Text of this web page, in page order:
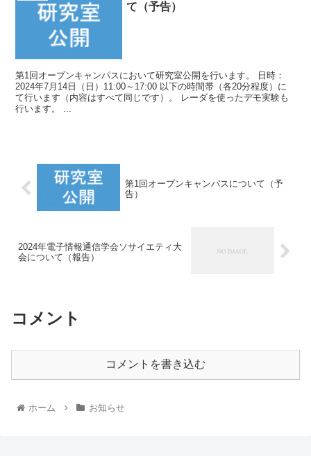
て（予告）
第1回オープンキャンパスにおいて研究室公開を行います。 日時：
2024年7月14日（日）11:00～17:00 以下の時間帯（各20分程度）に
て行います（内容はすべて同じです）。 レーダを使ったデモ実験も
行います。 ...
第1回オープンキャンパスについて（予
告）
2024年電子情報通信学会ソサイエティ大
会について（報告）
コメント
コメントを書き込む
ホーム お知らせ